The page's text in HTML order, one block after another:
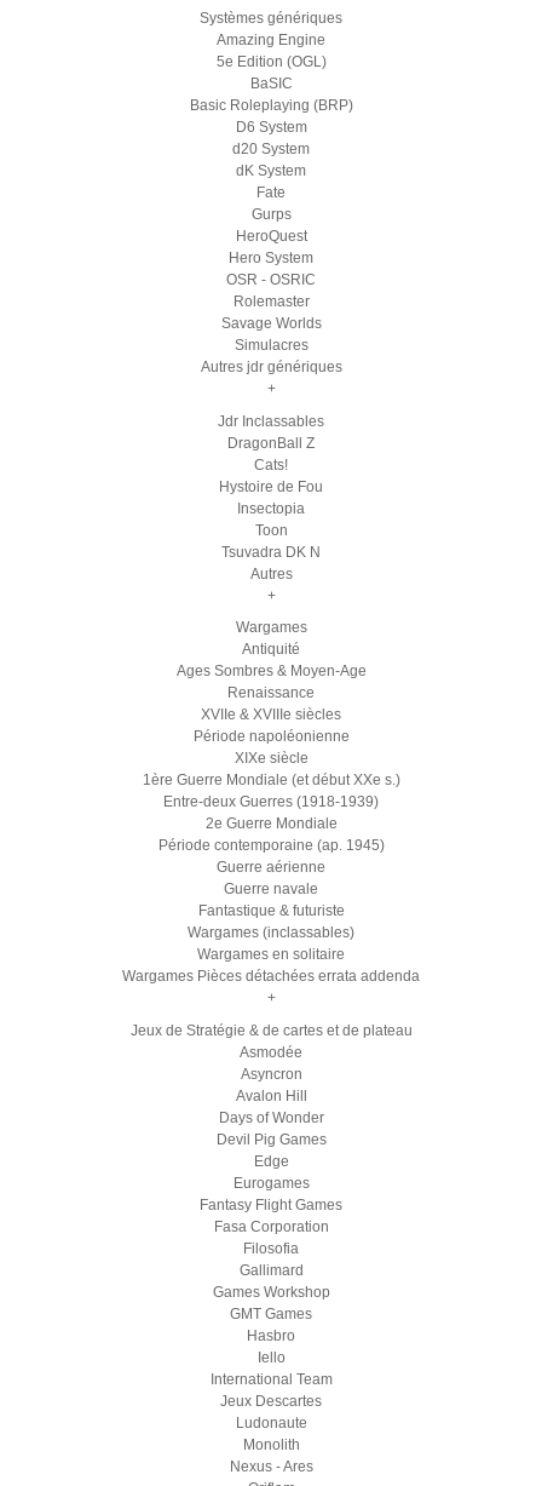
Systèmes génériques
Amazing Engine
5e Edition (OGL)
BaSIC
Basic Roleplaying (BRP)
D6 System
d20 System
dK System
Fate
Gurps
HeroQuest
Hero System
OSR - OSRIC
Rolemaster
Savage Worlds
Simulacres
Autres jdr génériques
+
Jdr Inclassables
DragonBall Z
Cats!
Hystoire de Fou
Insectopia
Toon
Tsuvadra DK N
Autres
+
Wargames
Antiquité
Ages Sombres & Moyen-Age
Renaissance
XVIIe & XVIIIe siècles
Période napoléonienne
XIXe siècle
1ère Guerre Mondiale (et début XXe s.)
Entre-deux Guerres (1918-1939)
2e Guerre Mondiale
Période contemporaine (ap. 1945)
Guerre aérienne
Guerre navale
Fantastique & futuriste
Wargames (inclassables)
Wargames en solitaire
Wargames Pièces détachées errata addenda
+
Jeux de Stratégie & de cartes et de plateau
Asmodée
Asyncron
Avalon Hill
Days of Wonder
Devil Pig Games
Edge
Eurogames
Fantasy Flight Games
Fasa Corporation
Filosofia
Gallimard
Games Workshop
GMT Games
Hasbro
Iello
International Team
Jeux Descartes
Ludonaute
Monolith
Nexus - Ares